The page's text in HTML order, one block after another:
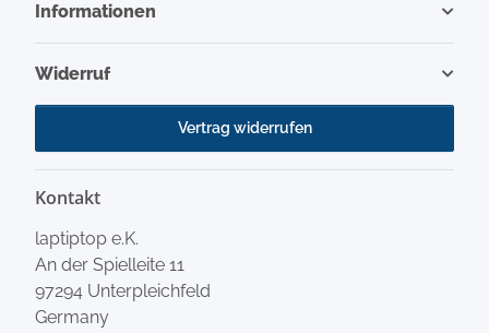
Informationen
Widerruf
Vertrag widerrufen
Kontakt
laptiptop e.K.
An der Spielleite 11
97294 Unterpleichfeld
Germany